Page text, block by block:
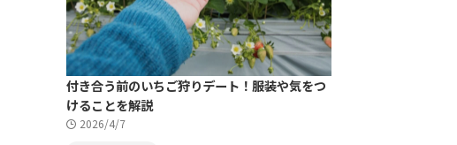
付き合う前のいちご狩りデート！服装や気をつ
けることを解説
2026/4/7